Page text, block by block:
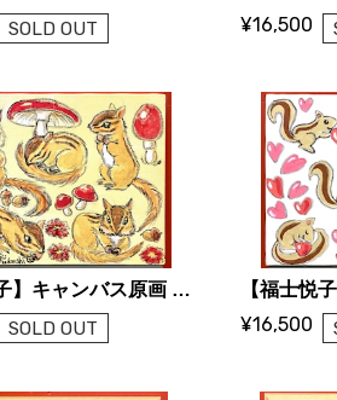
SOLD OUT ¥16,500
【福士悦子】キャンバス原画 「リスとキノコがいっぱい」2
SOLD OUT ¥16,500